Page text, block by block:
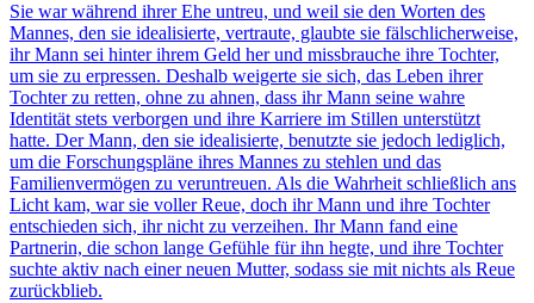
Sie war während ihrer Ehe untreu, und weil sie den Worten des
Mannes, den sie idealisierte, vertraute, glaubte sie fälschlicherweise,
ihr Mann sei hinter ihrem Geld her und missbrauche ihre Tochter,
um sie zu erpressen. Deshalb weigerte sie sich, das Leben ihrer
Tochter zu retten, ohne zu ahnen, dass ihr Mann seine wahre
Identität stets verborgen und ihre Karriere im Stillen unterstützt
hatte. Der Mann, den sie idealisierte, benutzte sie jedoch lediglich,
um die Forschungspläne ihres Mannes zu stehlen und das
Familienvermögen zu veruntreuen. Als die Wahrheit schließlich ans
Licht kam, war sie voller Reue, doch ihr Mann und ihre Tochter
entschieden sich, ihr nicht zu verzeihen. Ihr Mann fand eine
Partnerin, die schon lange Gefühle für ihn hegte, und ihre Tochter
suchte aktiv nach einer neuen Mutter, sodass sie mit nichts als Reue
zurückblieb.